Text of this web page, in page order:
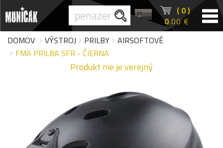
( 0 )
0.00 €
DOMOV
VÝSTROJ PRILBY
AIRSOFTOVÉ
FMA PRILBA SFR - ČIERNA
Produkt nie je verejný